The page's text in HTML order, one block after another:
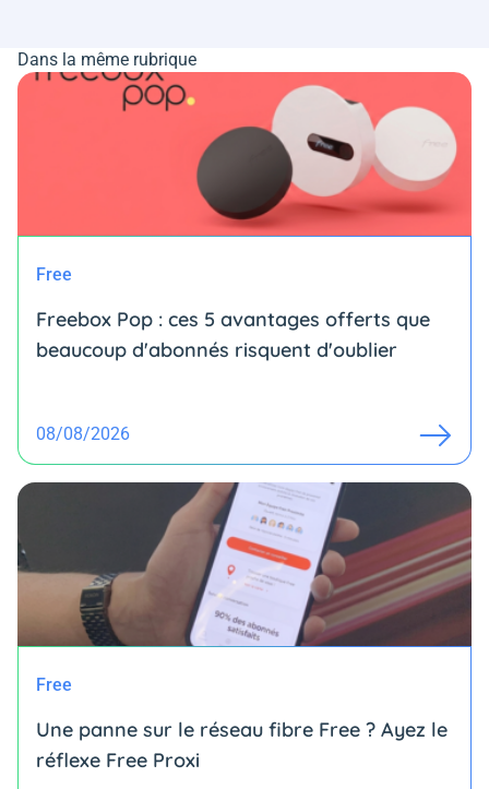
Dans la même rubrique
Free
Freebox Pop : ces 5 avantages offerts que
beaucoup d'abonnés risquent d'oublier
08/08/2026
Free
Une panne sur le réseau fibre Free ? Ayez le
réflexe Free Proxi